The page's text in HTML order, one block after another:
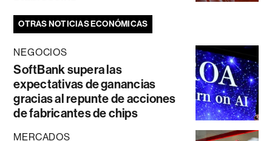
OTRAS NOTICIAS ECONÓMICAS
NEGOCIOS
SoftBank supera las
expectativas de ganancias
gracias al repunte de acciones
de fabricantes de chips
MERCADOS